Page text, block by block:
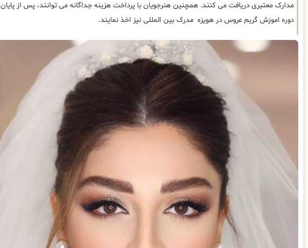
مدارک معتبری دریافت می کنند. همچنین هنرجویان با پرداخت هزینه جداگانه می توانند، پس از پایان
دوره اموزش گریم عروس در هویزه مدرک بین المللی نیز اخذ نمایند.